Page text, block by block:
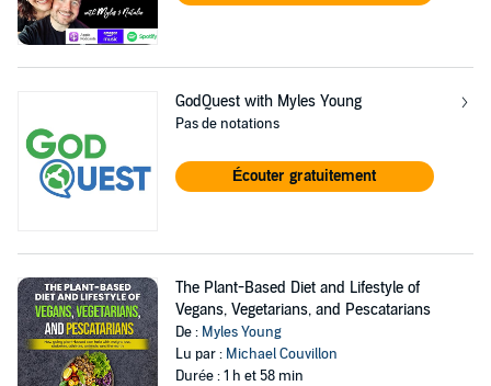
GodQuest with Myles Young
Pas de notations
Écouter gratuitement
The Plant-Based Diet and Lifestyle of
Vegans, Vegetarians, and Pescatarians
De : Myles Young
Lu par : Michael Couvillon
Durée : 1 h et 58 min